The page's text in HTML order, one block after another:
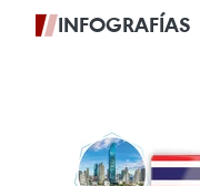
INFOGRAFÍAS